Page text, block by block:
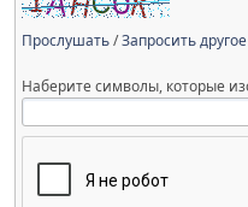
Прослушать/Запросить
Наберите символы, которые